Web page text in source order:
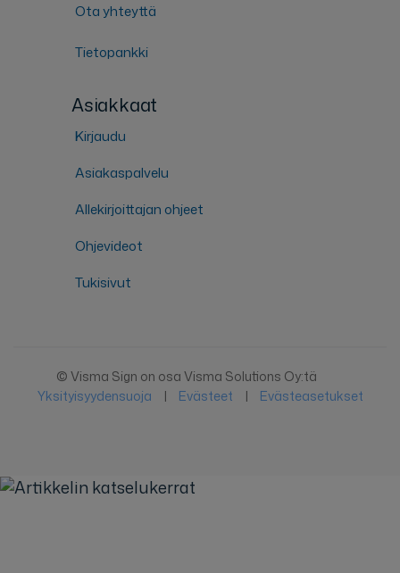
Ota yhteyttä
Tietopankki
Asiakkaat
Kirjaudu
Asiakaspalvelu
Allekirjoittajan ohjeet
Ohjevideot
Tukisivut
© Visma Sign on osa Visma Solutions Oy:tä
Yksityisyydensuoja
| Evästeet | Evästeasetukset